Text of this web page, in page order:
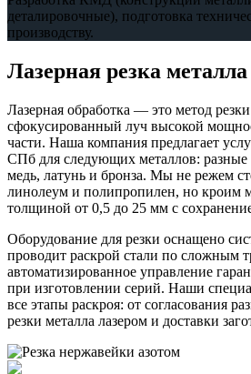
деталировочные), подготовка
производству.
Лазерная резка металла
Лазерная обработка — это метод
сфокусированный луч высокой
части. Наша компания предлагает
СПб для следующих металлов:
медь, латунь и бронза. Мы не режем
линолеум и полипропилен, но кроим
толщиной от 0,5 до 25 мм с
Оборудование для резки оснащено
проводит раскрой стали по сложным
автоматизированное управление
при изготовлении серий. Наши
все этапы раскроя: от согласования
резки металла лазером и доставки